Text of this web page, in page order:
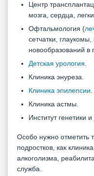
Центр
мозга, сердца,
Офтальмология (
сетчатки, глаукомы,
новообразований в
Детская урология
Клиника энуреза.
Клиника эпилепсии
Клиника астмы.
Институт генетики и
Особо нужно отметить
подростков, как
алкоголизма,
служба.